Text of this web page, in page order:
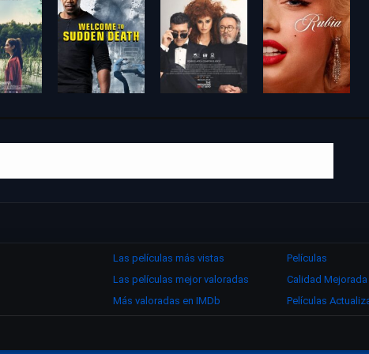
Las películas más vistas
Las películas mejor valoradas
Más valoradas en IMDb
Películas
Calidad Mejorada
Películas